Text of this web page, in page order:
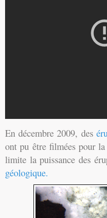
En décembre 2009, des
ont pu être filmées pour
limite la puissance des
géologique.